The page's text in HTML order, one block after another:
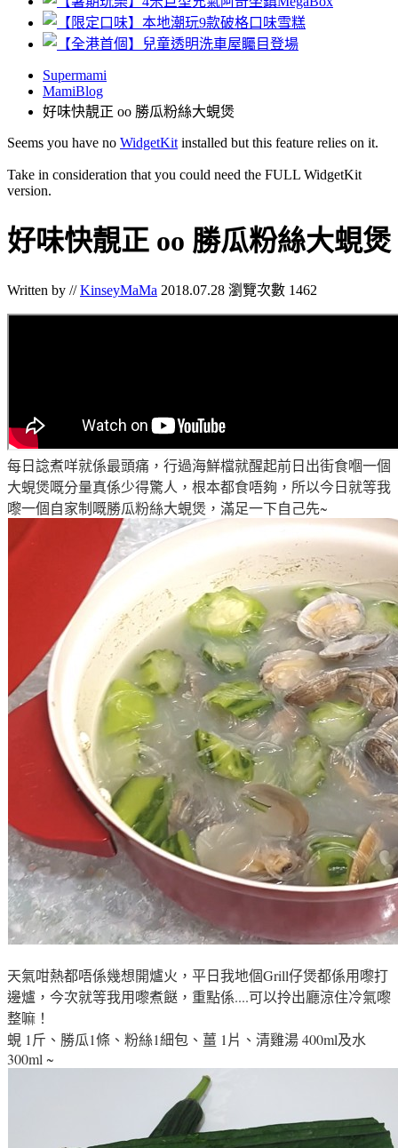
Supermami
MamiBlog
好味快靚正 oo 勝瓜粉絲大蜆煲
Seems you have no WidgetKit installed but this feature relies on it.
Take in consideration that you could need the FULL WidgetKit
version.
好味快靚正 oo 勝瓜粉絲大蜆煲
Written by //KinseyMaMa 2018.07.28 瀏覽次數 1462
每日諗煮咩就係最頭痛 ，行過海鮮檔就醒起前日出街食嗰一個
大蜆煲嘅分量真係少得驚人 ，根本都食唔夠 ，所以今日就等我
嚟一個自家制嘅勝瓜粉絲大蜆煲 ，滿足一下自己先~
天氣咁熱都唔係幾想開爐火 ，平日我地個Grill仔煲都係用嚟打
邊爐 ，今次就等我用嚟煮餸 ，重點係....可以拎出廳涼住冷氣嚟
整嘛！
蜆 1斤、勝瓜1條、粉絲1細包、薑 1片、清雞湯 400ml及水
300ml ~